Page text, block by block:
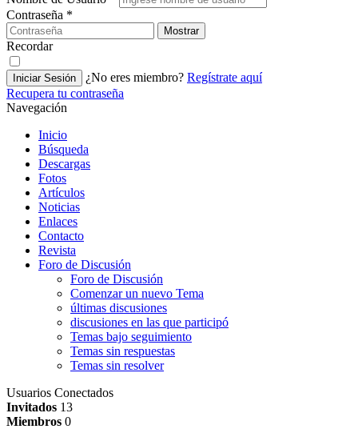
Contraseña *
Mostrar
Recordar
Iniciar Sesión ¿No eres miembro? Regístrate aquí
Recupera tu contraseña
Navegación
Inicio
Búsqueda
Descargas
Fotos
Artículos
Noticias
Enlaces
Contacto
Revista
Foro de Discusión
Foro de Discusión
Comenzar un nuevo Tema
últimas discusiones
discusiones en las que participó
Temas bajo seguimiento
Temas sin respuestas
Temas sin resolver
Usuarios Conectados
Invitados 13
Miembros 0